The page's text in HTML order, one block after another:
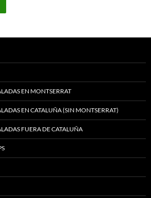
EN MONTSERRAT
EN CATALUÑA (SIN MONTSERRAT)
FUERA DE CATALUÑA